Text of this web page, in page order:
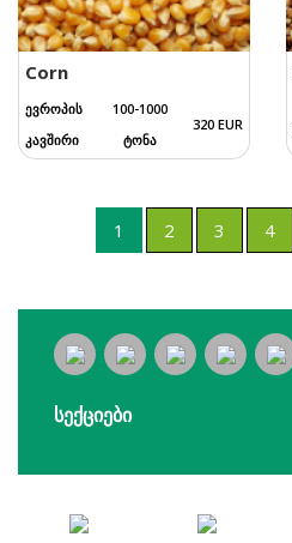
Corn
ევროპის
კავშირი
100-1000
ტონა
320 EUR
1 2 3 4
სექციები